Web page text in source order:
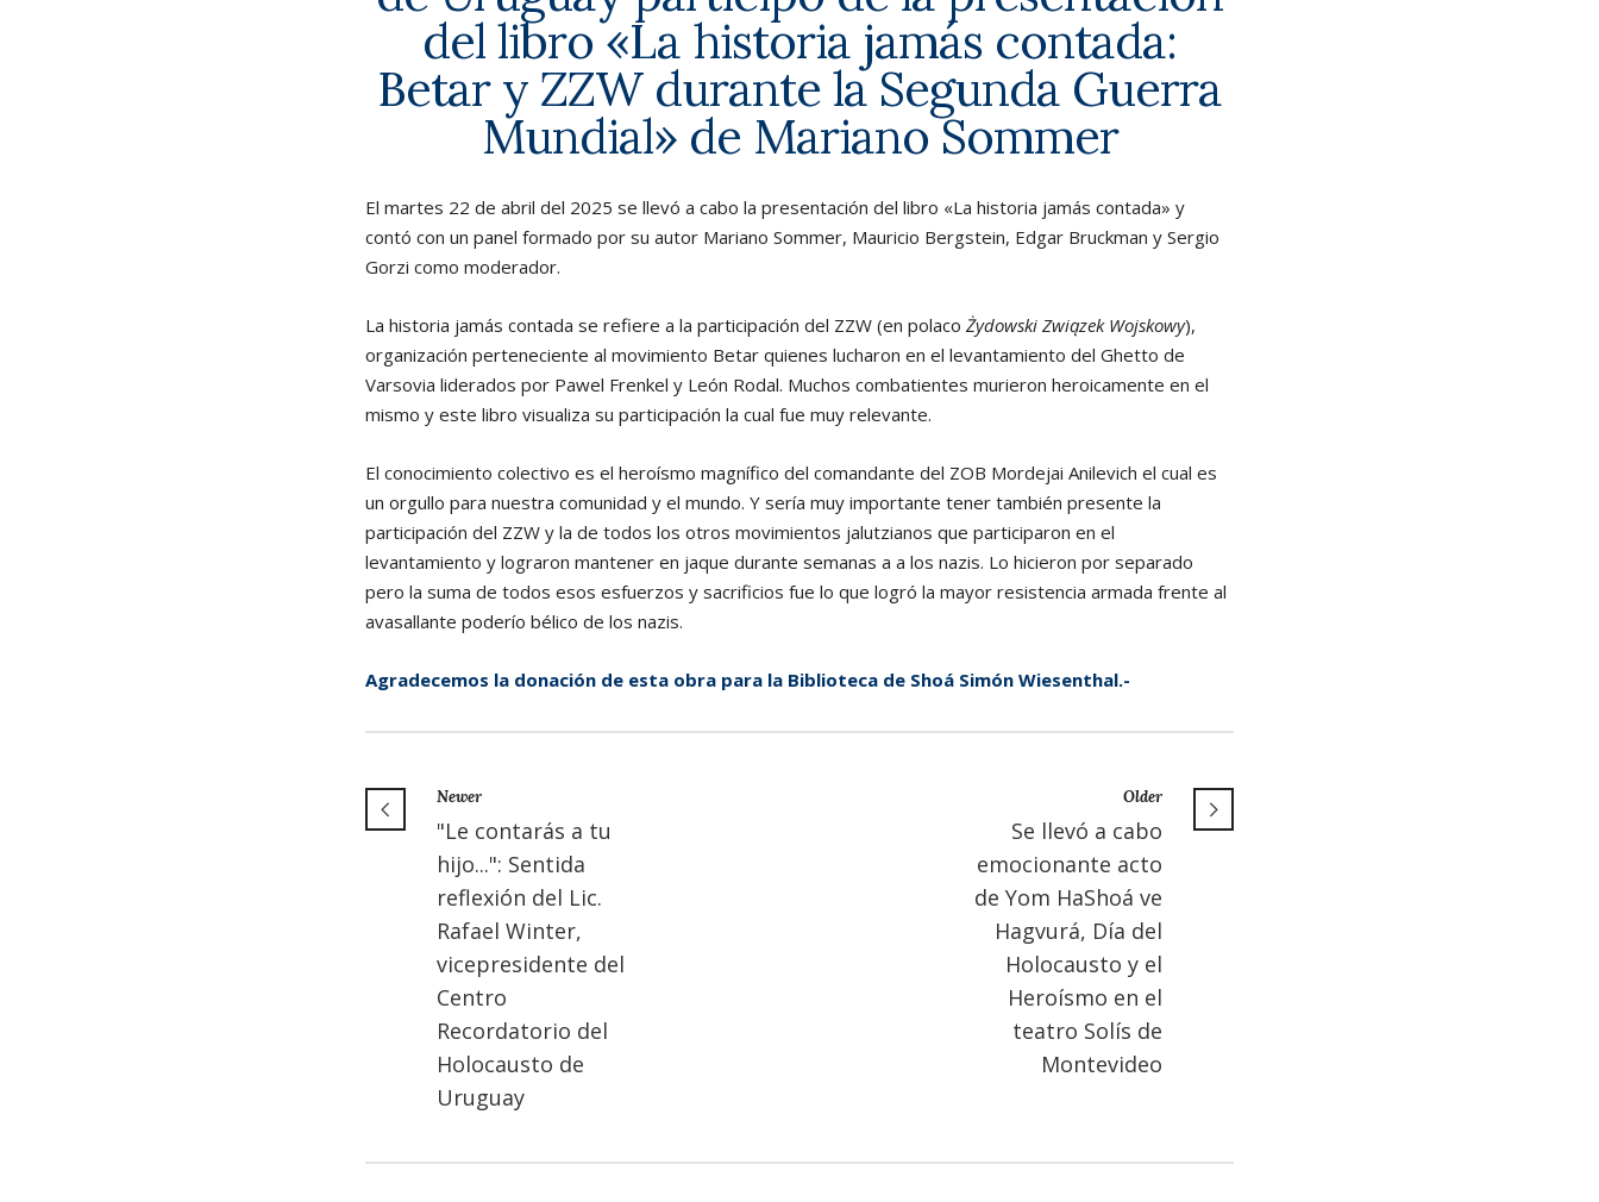
del libro «La historia jamás contada:
Betar y ZZW durante la Segunda Guerra
Mundial» de Mariano Sommer
El martes 22 de abril del 2025 se llevó a cabo la presentación del libro «La historia jamás contada» y
contó con un panel formado por su autor Mariano Sommer, Mauricio Bergstein, Edgar Bruckman y Sergio
Gorzi como moderador.
La historia jamás contada se refiere a la participación del ZZW (en polaco Żydowski Związek Wojskowy),
organización perteneciente al movimiento Betar quienes lucharon en el levantamiento del Ghetto de
Varsovia liderados por Pawel Frenkel y León Rodal. Muchos combatientes murieron heroicamente en el
mismo y este libro visualiza su participación la cual fue muy relevante.
El conocimiento colectivo es el heroísmo magnífico del comandante del ZOB Mordejai Anilevich el cual es
un orgullo para nuestra comunidad y el mundo. Y sería muy importante tener también presente la
participación del ZZW y la de todos los otros movimientos jalutzianos que participaron en el
levantamiento y lograron mantener en jaque durante semanas a a los nazis. Lo hicieron por separado
pero la suma de todos esos esfuerzos y sacrificios fue lo que logró la mayor resistencia armada frente al
avasallante poderío bélico de los nazis.
Agradecemos la donación de esta obra para la Biblioteca de Shoá Simón Wiesenthal.-
Newer
"Le contarás a tu
hijo...": Sentida
reflexión del Lic.
Rafael Winter,
vicepresidente del
Centro
Recordatorio del
Holocausto de
Uruguay
Older
Se llevó a cabo
emocionante acto
de Yom HaShoá ve
Hagvurá, Día del
Holocausto y el
Heroísmo en el
teatro Solís de
Montevideo